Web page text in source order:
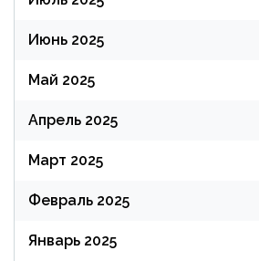
Июнь 2025
Май 2025
Апрель 2025
Март 2025
Февраль 2025
Январь 2025